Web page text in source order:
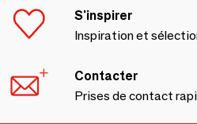
S'inspirer
Inspiration et
Contacter
Prises de contact